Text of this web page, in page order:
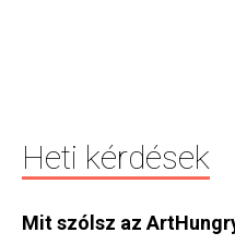
Heti kérdések
Mit szólsz az